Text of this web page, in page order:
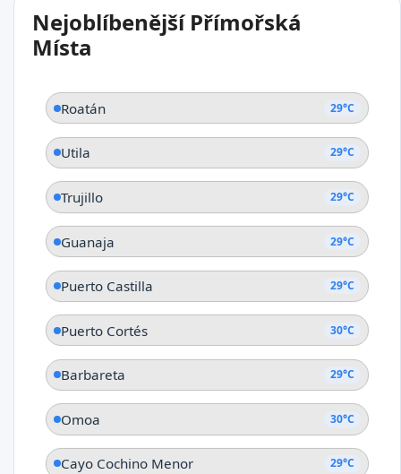
La Ceiba
Nejoblíbenější Přímořská
Místa
Roatán 29°C
Utila 29°C
Trujillo 29°C
Guanaja 29°C
Puerto Castilla 29°C
Puerto Cortés 30°C
Barbareta 29°C
Omoa 30°C
Cayo Cochino Menor 29°C